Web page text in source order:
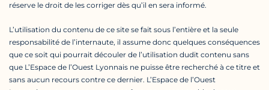
réserve le droit de les corriger dès qu’il en sera informé.
L’utilisation du contenu de ce site se fait sous l’entière et la seule
responsabilité de l’internaute, il assume donc quelques conséquences
que ce soit qui pourrait découler de l’utilisation dudit contenu sans
que L’Espace de l’Ouest Lyonnais ne puisse être recherché à ce titre et
sans aucun recours contre ce dernier. L’Espace de l’Ouest